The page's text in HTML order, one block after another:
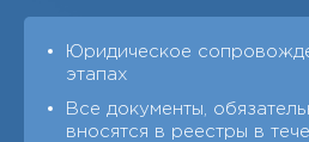
Юридическое
этапах
Все документы,
вносятся в реестры в